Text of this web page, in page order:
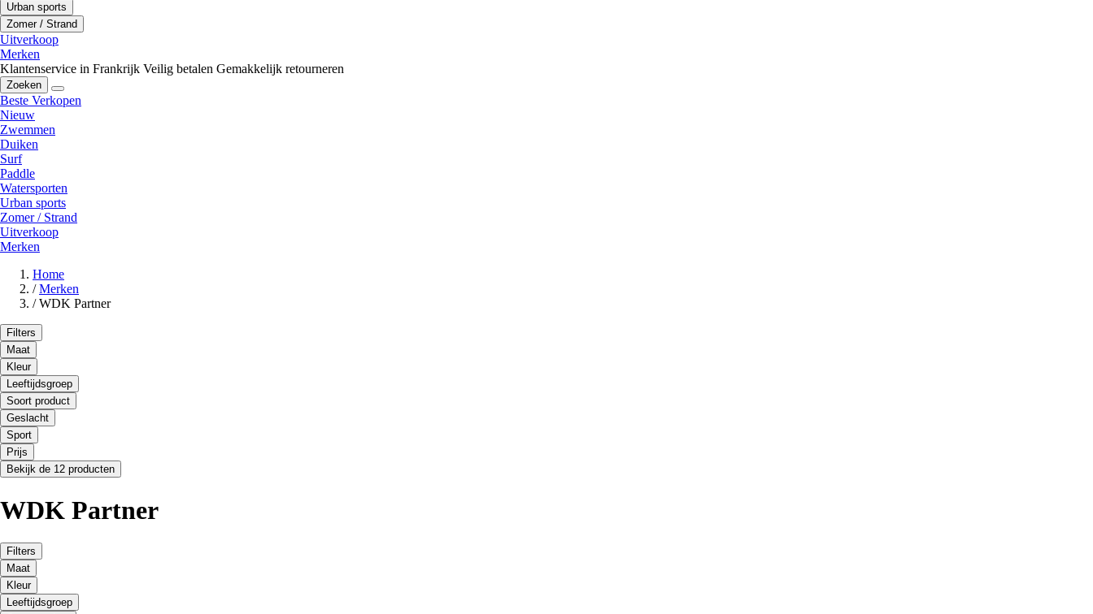
Urban sports
Zomer / Strand
Uitverkoop
Merken
Klantenservice in Frankrijk Veilig betalen Gemakkelijk retourneren
Zoeken
Beste Verkopen
Nieuw
Zwemmen
Duiken
Surf
Paddle
Watersporten
Urban sports
Zomer / Strand
Uitverkoop
Merken
Home
/ Merken
/ WDK Partner
Filters
Maat
Kleur
Leeftijdsgroep
Soort product
Geslacht
Sport
Prijs
Bekijk de 12 producten
WDK Partner
Filters
Maat
Kleur
Leeftijdsgroep